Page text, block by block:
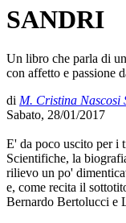
SANDRI
Un libro che parla di
con affetto e passione
di M. Cristina Nascosi
Sabato, 28/01/2017
E' da poco uscito per
Scientifiche, la
rilievo un po'
e, come recita il
Bernardo Bertolucci e